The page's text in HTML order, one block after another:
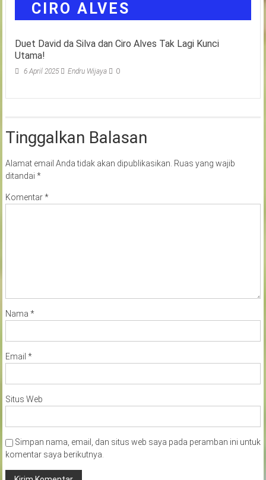
Duet David da Silva dan Ciro Alves Tak Lagi Kunci
Utama!
6 April 2025 Endru Wijaya 0
Tinggalkan Balasan
Alamat email Anda tidak akan dipublikasikan. Ruas yang wajib
ditandai *
Komentar*
Nama *
Email *
Situs Web
Simpan nama, email, dan situs web saya pada peramban ini untuk
komentar saya berikutnya.